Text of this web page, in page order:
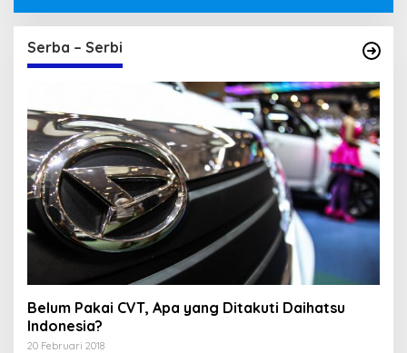
Serba – Serbi
Belum Pakai CVT, Apa yang Ditakuti Daihatsu
Indonesia?
20 Februari 2018